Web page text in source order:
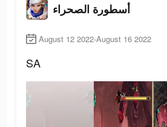
أسطورة الصحراء
August 12 2022-August 16 2022
SA